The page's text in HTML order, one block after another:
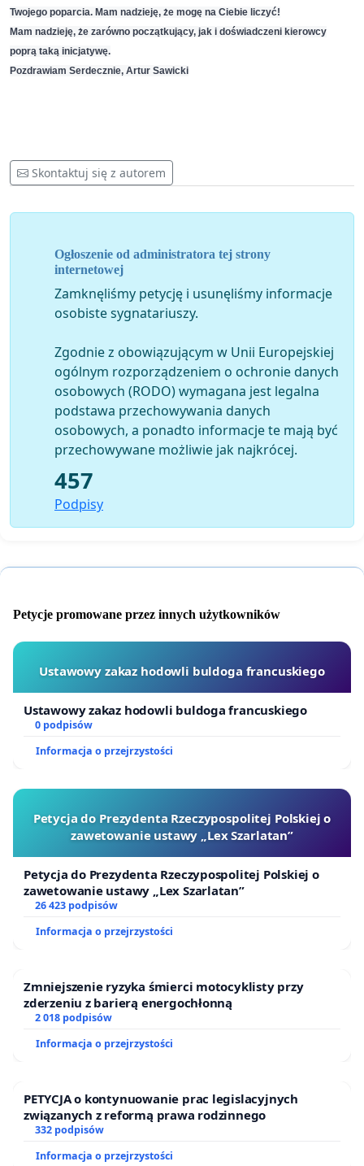
Twojego poparcia. Mam nadzieję, że mogę na Ciebie liczyć!
Mam nadzieję, że zarówno początkujący, jak i doświadczeni kierowcy
poprą taką inicjatywę.
Pozdrawiam Serdecznie, Artur Sawicki
Skontaktuj się z autorem
Ogłoszenie od administratora tej strony
internetowej
Zamknęliśmy petycję i usunęliśmy informacje
osobiste sygnatariuszy.
Zgodnie z obowiązującym w Unii Europejskiej
ogólnym rozporządzeniem o ochronie danych
osobowych (RODO) wymagana jest legalna
podstawa przechowywania danych
osobowych, a ponadto informacje te mają być
przechowywane możliwie jak najkrócej.
457
Podpisy
Petycje promowane przez innych użytkowników
Ustawowy zakaz hodowli buldoga francuskiego
Ustawowy zakaz hodowli buldoga francuskiego
0 podpisów
Informacja o przejrzystości
Petycja do Prezydenta Rzeczypospolitej Polskiej o
zawetowanie ustawy „Lex Szarlatan”
Petycja do Prezydenta Rzeczypospolitej Polskiej o
zawetowanie ustawy „Lex Szarlatan”
26 423 podpisów
Informacja o przejrzystości
Zmniejszenie ryzyka śmierci motocyklisty przy
zderzeniu z barierą energochłonną
2 018 podpisów
Informacja o przejrzystości
PETYCJA o kontynuowanie prac legislacyjnych
związanych z reformą prawa rodzinnego
332 podpisów
Informacja o przejrzystości